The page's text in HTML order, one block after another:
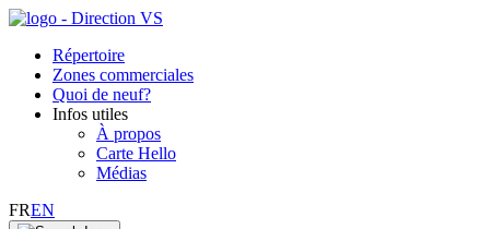
Répertoire
Zones commerciales
Quoi de neuf?
Infos utiles
À propos
Carte Hello
Médias
FREN